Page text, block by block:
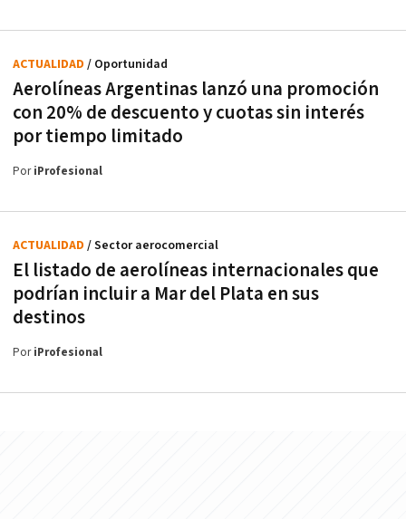
Aerolíneas Argentinas lanzó una promoción
con 20% de descuento y cuotas sin interés
por tiempo limitado
ACTUALIDAD / Oportunidad
PoriProfesional
El listado de aerolíneas internacionales que
podrían incluir a Mar del Plata en sus
destinos
ACTUALIDAD / Sector aerocomercial
PoriProfesional